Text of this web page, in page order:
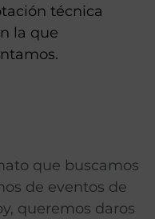
técnica
la que
que buscamos
de eventos de
queremos daros